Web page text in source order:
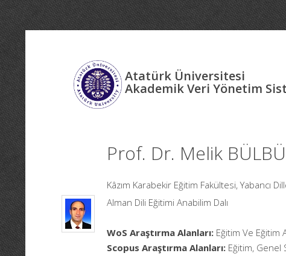
Atatürk Üniversitesi
Akademik Veri Yönetim
Prof. Dr. Melik
Kâzım Karabekir Eğitim Fakültesi, Yabancı
Alman Dili Eğitimi Anabilim Dalı
WoS Araştırma Alanları: Eğitim Ve Eğitim
Scopus Araştırma Alanları: Eğitim, Genel